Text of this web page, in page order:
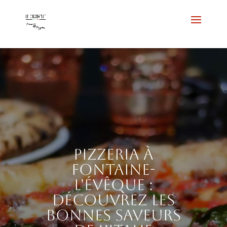
Pizzeria à
Fontaine-
l'Évêque :
découvrez les
bonnes saveurs